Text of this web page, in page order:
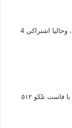
لا الحمد لله طلع خط البيت يتحمل ، وحاليا اشتراكي 4
اخوي انا كنت نفس معاناتك مشترك با فاست تلكو ٥١٢